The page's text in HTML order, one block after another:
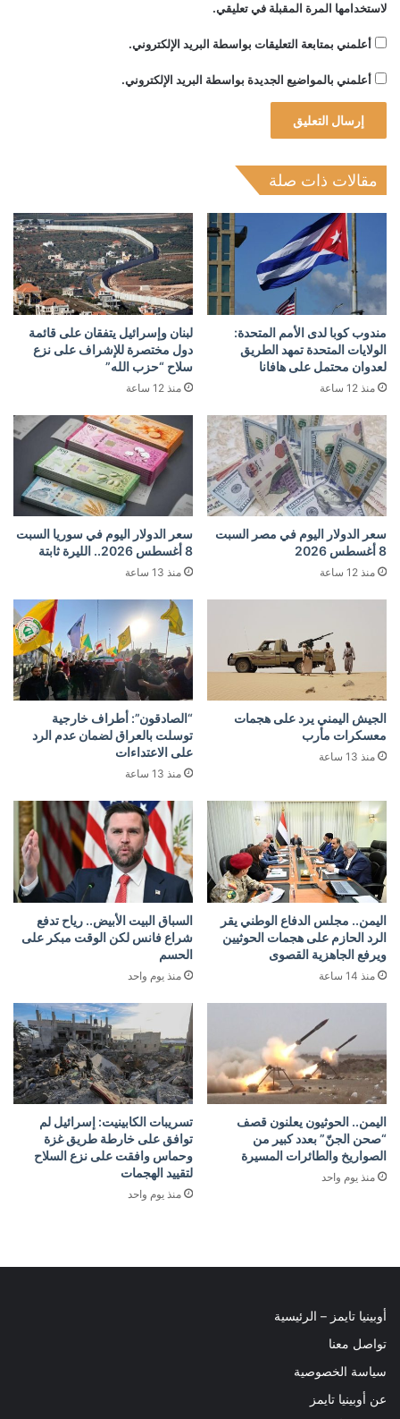
لاستخدامها المرة المقبلة في تعليقي.
أعلمني بمتابعة التعليقات بواسطة البريد الإلكتروني.
أعلمني بالمواضيع الجديدة بواسطة البريد الإلكتروني.
مقالات ذات صلة
مندوب كوبا لدى الأمم المتحدة:
الولايات المتحدة تمهد الطريق
لعدوان محتمل على هافانا
منذ 12 ساعة
لبنان وإسرائيل يتفقان على قائمة
دول مختصرة للإشراف على نزع
سلاح “حزب الله”
منذ 12 ساعة
سعر الدولار اليوم في مصر السبت
8 أغسطس 2026
منذ 12 ساعة
سعر الدولار اليوم في سوريا السبت
8 أغسطس 2026.. الليرة ثابتة
منذ 13 ساعة
الجيش اليمني يرد على هجمات
معسكرات مأرب
منذ 13 ساعة
“الصادقون”: أطراف خارجية
توسلت بالعراق لضمان عدم الرد
على الاعتداءات
منذ 13 ساعة
اليمن.. مجلس الدفاع الوطني يقر
الرد الحازم على هجمات الحوثيين
ويرفع الجاهزية القصوى
منذ 14 ساعة
السباق البيت الأبيض.. رياح تدفع
شراع فانس لكن الوقت مبكر على
الحسم
منذ يوم واحد
اليمن.. الحوثيون يعلنون قصف
“صحن الجنّ” بعدد كبير من
الصواريخ والطائرات المسيرة
منذ يوم واحد
تسريبات الكابينيت: إسرائيل لم
توافق على خارطة طريق غزة
وحماس وافقت على نزع السلاح
لتقييد الهجمات
منذ يوم واحد
أوبينيا تايمز – الرئيسية
تواصل معنا
سياسة الخصوصية
عن أوبينيا تايمز